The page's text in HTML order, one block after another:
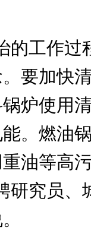
工作过
要加快
炉使用
。燃油
油等高
研究员、